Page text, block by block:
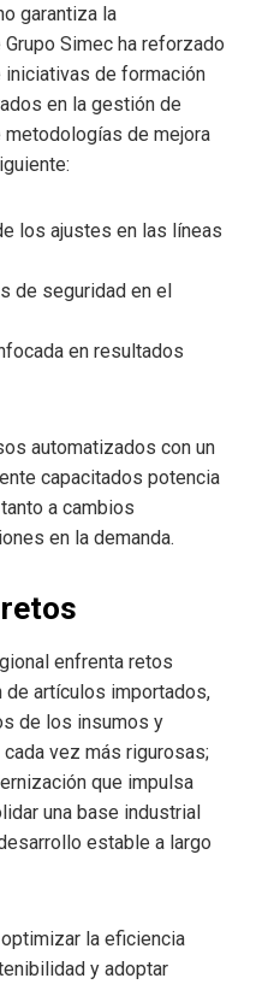
garantiza la
Simec ha reforzado
de formación
en la gestión de
de mejora
los ajustes en las líneas
de seguridad en el
en resultados
automatizados con un
capacitados potencia
a cambios
en la demanda.
enfrenta retos
artículos importados,
de los insumos y
vez más rigurosas;
que impulsa
una base industrial
estable a largo
la eficiencia
y adoptar